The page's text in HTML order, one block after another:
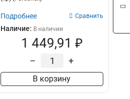
Подробнее Сравнить
Наличие: В наличии
1 449,91 ₽
– +
В корзину